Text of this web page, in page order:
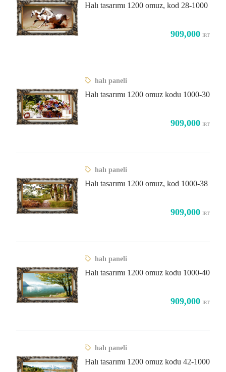
Halı tasarımı 1200 omuz, kod 28-1000
909,000 IRT
halı paneli
Halı tasarımı 1200 omuz kodu 1000-30
909,000 IRT
halı paneli
Halı tasarımı 1200 omuz, kod 1000-38
909,000 IRT
halı paneli
Halı tasarımı 1200 omuz kodu 1000-40
909,000 IRT
halı paneli
Halı tasarımı 1200 omuz kodu 42-1000